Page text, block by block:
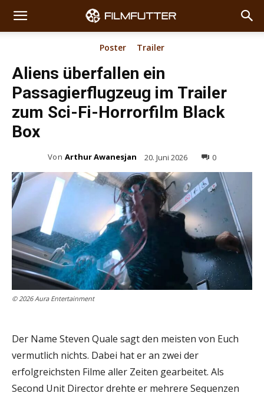
Poster Trailer
Aliens überfallen ein
Passagierflugzeug im Trailer
zum Sci-Fi-Horrorfilm Black
Box
Von Arthur Awanesjan 20. Juni 2026 0
© 2026 Aura Entertainment
Der Name Steven Quale sagt den meisten von Euch
vermutlich nichts. Dabei hat er an zwei der
erfolgreichsten Filme aller Zeiten gearbeitet. Als
Second Unit Director drehte er mehrere Sequenzen